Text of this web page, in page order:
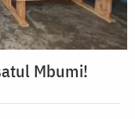
Mbumi!